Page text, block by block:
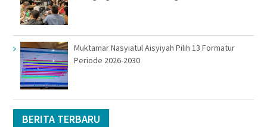
Muktamar Nasyiatul Aisyiyah Pilih 13 Formatur
Periode 2026-2030
BERITA TERBARU